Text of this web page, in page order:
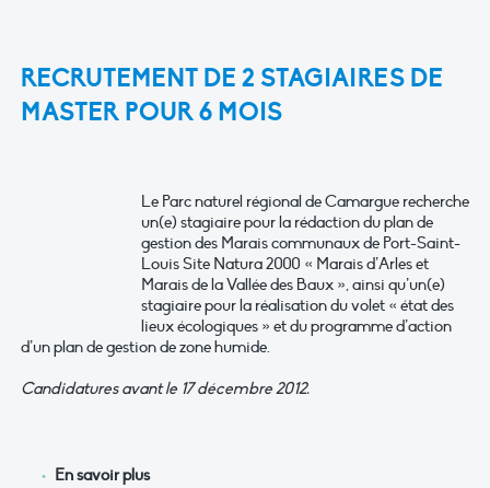
RECRUTEMENT DE 2 STAGIAIRES DE
MASTER POUR 6 MOIS
Le Parc naturel régional de Camargue recherche
un(e) stagiaire pour la rédaction du plan de
gestion des Marais communaux de Port-Saint-
Louis Site Natura 2000 « Marais d’Arles et
Marais de la Vallée des Baux », ainsi qu’un(e)
stagiaire pour la réalisation du volet « état des
lieux écologiques » et du programme d’action
d’un plan de gestion de zone humide.
Candidatures avant le 17 décembre 2012.
En savoir plus